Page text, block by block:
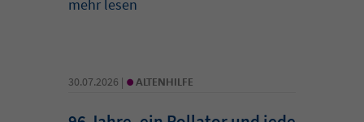
mehr lesen
30.07.2026 | • ALTENHILFE